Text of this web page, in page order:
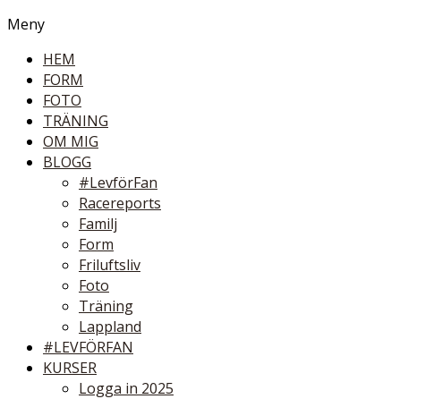
Meny
HEM
FORM
FOTO
TRÄNING
OM MIG
BLOGG
#LevförFan
Racereports
Familj
Form
Friluftsliv
Foto
Träning
Lappland
#LEVFÖRFAN
KURSER
Logga in 2025